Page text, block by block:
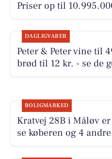
Priser op til
DAGLIGVARER
Peter & Peter vine til
brød til 12 kr. - se de
BOLIGMARKED
Kratvej 28B i Måløv
se køberen og 4